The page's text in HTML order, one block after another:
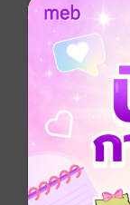
อยากได้
ภาษาไทย